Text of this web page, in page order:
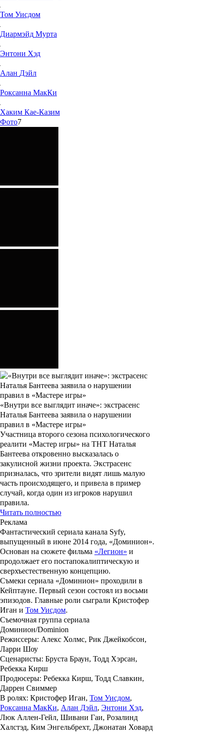
Том Уисдом
Диармэйд Мурта
Энтони Хэд
Алан Дэйл
Роксанна МакКи
Хаким Кае-Казим
Фото7
«Внутри все выглядит иначе»: экстрасенс
Наталья Бантеева заявила о нарушении
правил в «Мастере игры»
Участница второго сезона психологического
реалити «Мастер игры» на ТНТ Наталья
Бантеева откровенно высказалась о
закулисной жизни проекта. Экстрасенс
призналась, что зрители видят лишь малую
часть происходящего, и привела в пример
случай, когда один из игроков нарушил
правила.
Читать полностью
Реклама
Фантастический сериала канала Syfy,
выпущенный в июне 2014 года, «Доминион».
Основан на сюжете фильма «Легион» и
продолжает его постапокалиптическую и
сверхъестественную концепцию.
Съмеки сериала «Доминион» проходили в
Кейптауне. Первый сезон состоял из восьми
эпизодов. Главные роли сыграли Кристофер
Иган и Том Уисдом.
Съемочная группа сериала
Доминион/Dominion
Режиссеры: Алекс Холмс, Рик Джейкобсон,
Ларри Шоу
Сценаристы: Бруста Браун, Тодд Хэрсан,
Ребекка Кирш
Продюсеры: Ребекка Кирш, Тодд Славкин,
Даррен Свиммер
В ролях: Кристофер Иган, Том Уисдом,
Роксанна МакКи, Алан Дэйл, Энтони Хэд,
Люк Аллен-Гейл, Шивани Гаи, Розалинд
Халстэд, Ким Энгельбрехт, Джонатан Ховард